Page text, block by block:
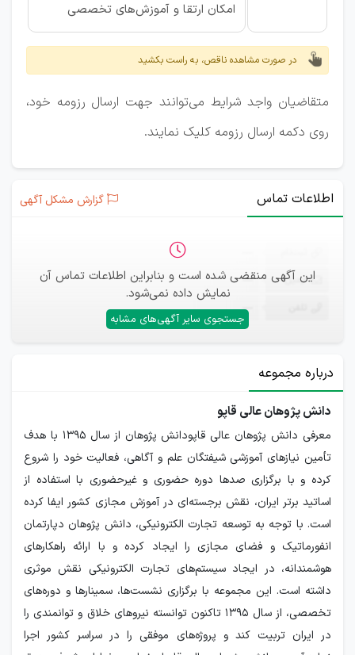
امکان ارتقا و آموزش‌های تخصصی
در صورت مشاهده ناقص، به راست بکشید
متقاضیان واجد شرایط می‌توانند جهت ارسال رزومه خود،
روی دکمه ارسال رزومه کلیک نمایند.
اطلاعات تماس گزارش مشکل آگهی
این آگهی منقضی شده است و بنابراین اطلاعات تماس آن
نمایش داده نمی‌شود.
جستجوی سایر آگهی‌های مشابه
ایمیل —
—
درباره مجموعه
دانش پژوهان عالی قاپو
معرفی دانش پژوهان عالی قاپودانش پژوهان از سال 1395 با هدف
تأمین نیازهای آموزشی شیفتگان علم و آگاهی، فعالیت خود را شروع
کرده و با برگزاری صدها دوره حضوری و غیرحضوری با استفاده از
اساتید برتر ایران، نقش برجسته‌ای در آموزش مجازی کشور ایفا کرده
است. با توجه به توسعه تجارت الکترونیکی، دانش پژوهان دپارتمان
انفورماتیک و فضای مجازی را ایجاد کرده و با ارائه راهکارهای
هوشمندانه، در ایجاد سیستم‌های تجارت الکترونیکی نقش موثری
داشته است. این مجموعه با برگزاری نشست‌ها، سمینارها و دوره‌های
تخصصی، از سال 1395 تاکنون توانسته نیروهای خلاق و توانمندی را
در ایران تربیت کند و پروژه‌های موفقی را در سراسر کشور اجرا